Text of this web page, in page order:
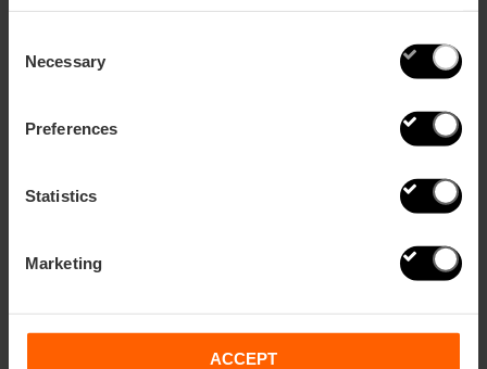
Selection
Necessary
Preferences
Statistics
Marketing
ACCEPT